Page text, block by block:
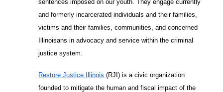
sentences imposed on our youth. They engage currently
and formerly incarcerated individuals and their families,
victims and their families, communities, and concerned
Illinoisans in advocacy and service within the criminal
justice system.
Restore Justice Illinois (RJI) is a civic organization
founded to mitigate the human and fiscal impact of the